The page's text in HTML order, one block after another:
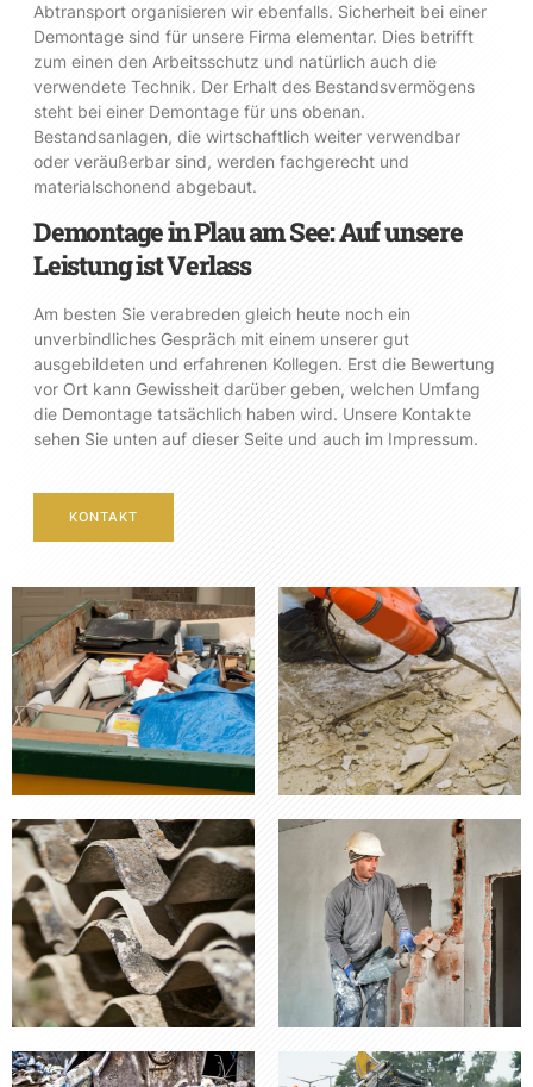
Abtransport organisieren wir ebenfalls. Sicherheit bei einer
Demontage sind für unsere Firma elementar. Dies betrifft
zum einen den Arbeitsschutz und natürlich auch die
verwendete Technik. Der Erhalt des Bestandsvermögens
steht bei einer Demontage für uns obenan.
Bestandsanlagen, die wirtschaftlich weiter verwendbar
oder veräußerbar sind, werden fachgerecht und
materialschonend abgebaut.
Demontage in Plau am See: Auf unsere
Leistung ist Verlass
Am besten Sie verabreden gleich heute noch ein
unverbindliches Gespräch mit einem unserer gut
ausgebildeten und erfahrenen Kollegen. Erst die Bewertung
vor Ort kann Gewissheit darüber geben, welchen Umfang
die Demontage tatsächlich haben wird. Unsere Kontakte
sehen Sie unten auf dieser Seite und auch im Impressum.
KONTAKT